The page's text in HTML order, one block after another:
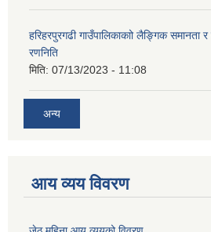
हरिहरपुरगढी गाउँपालिकाकाो लैङ्गिक समानता
रणनिति
मिति: 07/13/2023 - 11:08
अन्य
आय व्यय विवरण